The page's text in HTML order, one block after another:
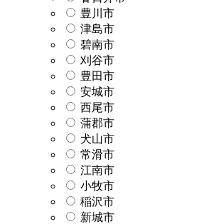
豊川市
津島市
碧南市
刈谷市
豊田市
安城市
西尾市
蒲郡市
犬山市
常滑市
江南市
小牧市
稲沢市
新城市